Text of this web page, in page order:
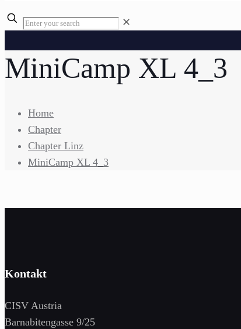
✕
MiniCamp XL 4_3
Home
Chapter
Chapter Linz
MiniCamp XL 4_3
Kontakt
CISV Austria
Barnabitengasse 9/25